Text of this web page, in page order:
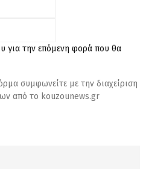
για την επόμενη φορά που θα
συμφωνείτε με την διαχείριση
από το kouzounews.gr